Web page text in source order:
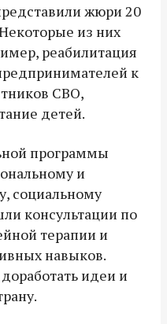
жюри 20
из них
реабилитация
к
СВО,
детей.
программы
и
социальному
консультации по
терапии и
навыков.
идеи и